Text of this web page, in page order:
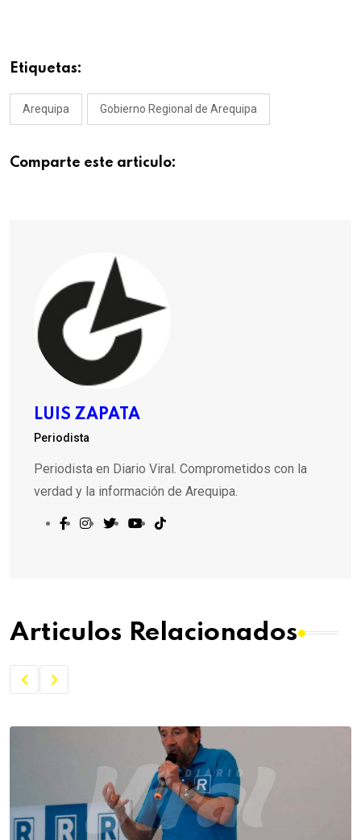
Etiquetas:
Arequipa Gobierno Regional de Arequipa
Comparte este articulo:
LUIS ZAPATA
Periodista
Periodista en Diario Viral. Comprometidos con la
verdad y la información de Arequipa.
Articulos Relacionados